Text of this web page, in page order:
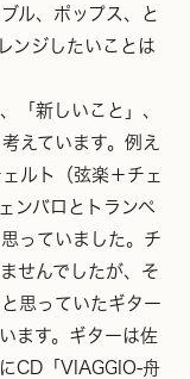
ル、ポップス、と
ンジしたいことは
「新しいこと」、
えています。例え
ルト（弦楽＋チェ
ンバロとトランペ
っていました。チ
せんでしたが、そ
思っていたギター
ます。ギターは佐
CD「VIAGGIO-舟